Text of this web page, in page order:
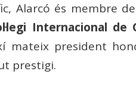
Alarcó és membre
Internacional de
mateix president
prestigi.